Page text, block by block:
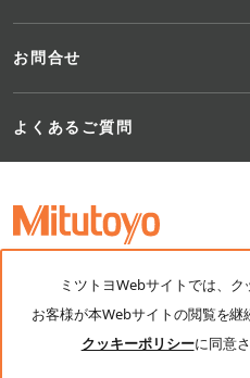
お問合せ
よくあるご質問
公式SNS：
サイトご利用案内
ミツトヨWebサイトでは、ク
お客様が本Webサイトの閲覧を
クッキーポリシーに同意